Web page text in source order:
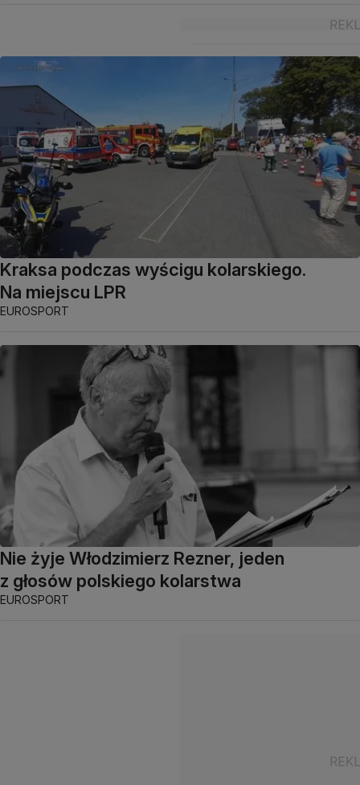
Kraksa podczas wyścigu kolarskiego.
Na miejscu LPR
EUROSPORT
Nie żyje Włodzimierz Rezner, jeden
z głosów polskiego kolarstwa
EUROSPORT